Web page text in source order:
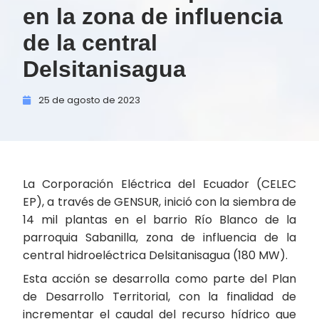
en la zona de influencia
de la central
Delsitanisagua
25 de agosto de 2023
La Corporación Eléctrica del Ecuador (CELEC
EP), a través de GENSUR, inició con la siembra de
14 mil plantas en el barrio Río Blanco de la
parroquia Sabanilla, zona de influencia de la
central hidroeléctrica Delsitanisagua (180 MW).
Esta acción se desarrolla como parte del Plan
de Desarrollo Territorial, con la finalidad de
incrementar el caudal del recurso hídrico que